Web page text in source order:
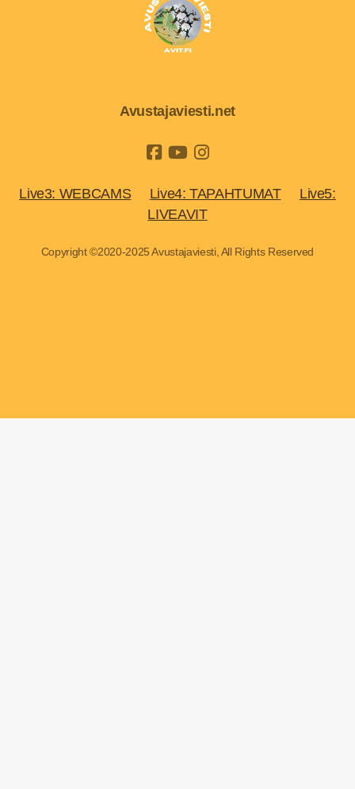
Avustajaviesti.net
Live3: WEBCAMS Live4: TAPAHTUMAT
Live5:
LIVEAVIT
Copyright ©2020-2025 Avustajaviesti, All Rights Reserved